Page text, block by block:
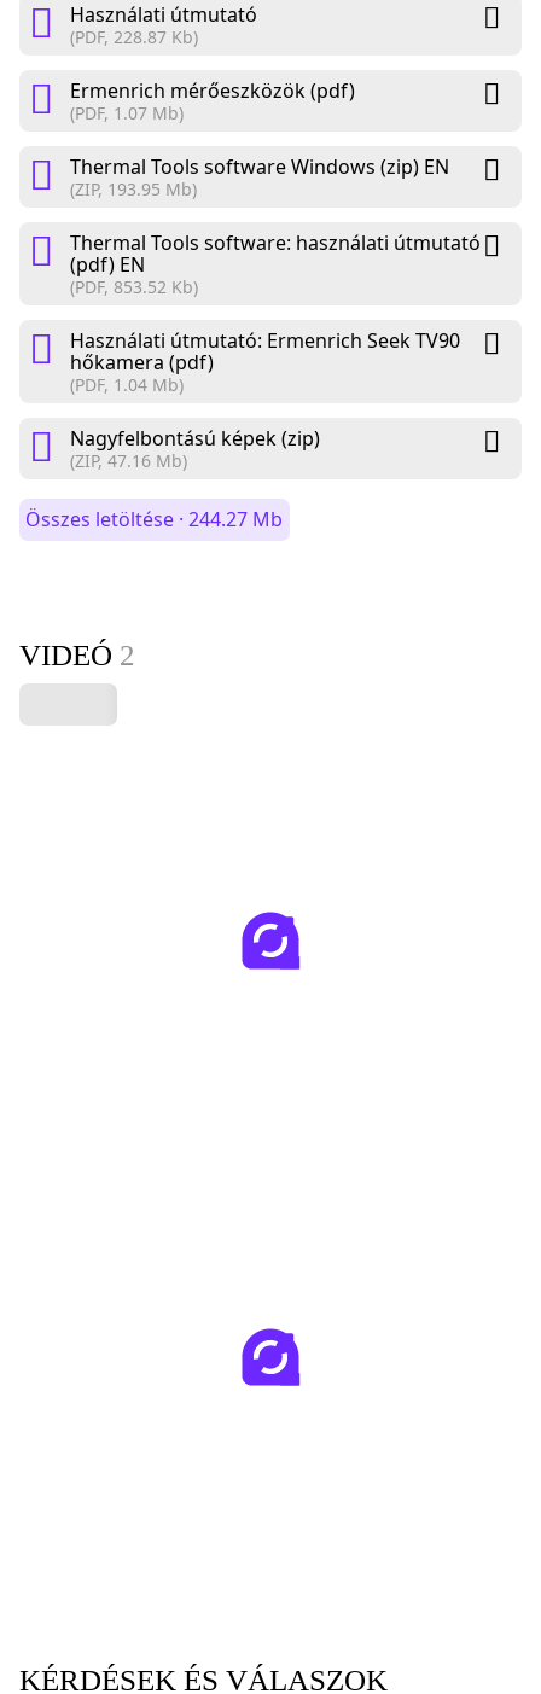
Használati útmutató
(PDF, 228.87 Kb)
Ermenrich mérőeszközök (pdf)
(PDF, 1.07 Mb)
Thermal Tools software Windows (zip) EN
(ZIP, 193.95 Mb)
Thermal Tools software: használati útmutató
(pdf) EN
(PDF, 853.52 Kb)
Használati útmutató: Ermenrich Seek TV90
hőkamera (pdf)
(PDF, 1.04 Mb)
Nagyfelbontású képek (zip)
(ZIP, 47.16 Mb)
Összes letöltése · 244.27 Mb
VIDEÓ 2
KÉRDÉSEK ÉS VÁLASZOK